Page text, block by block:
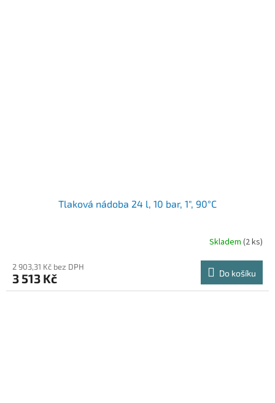
Tlaková nádoba 24 l, 10 bar, 1", 90°C
Skladem (2 ks)
2 903,31 Kč bez DPH
3 513 Kč Do košíku